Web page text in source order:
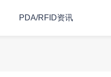
PDA/RFID资讯